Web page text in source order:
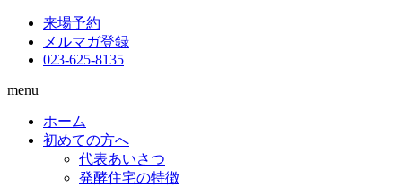
来場予約
メルマガ登録
023-625-8135
menu
ホーム
初めての方へ
代表あいさつ
発酵住宅の特徴